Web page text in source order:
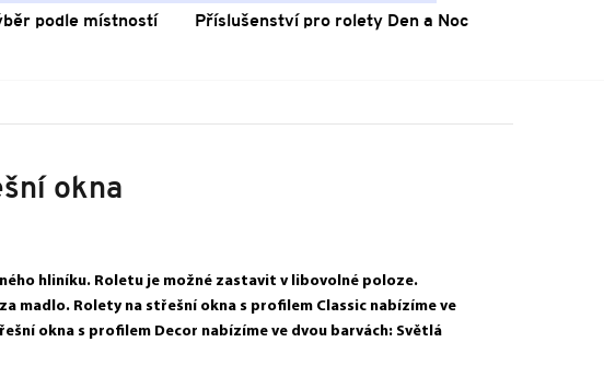
podle místností
Příslušenství pro rolety Den a Noc
okna
hliníku. Roletu je možné zastavit v libovolné poloze.
madlo. Rolety na střešní okna s profilem Classic nabízíme ve
okna s profilem Decor nabízíme ve dvou barvách: Světlá